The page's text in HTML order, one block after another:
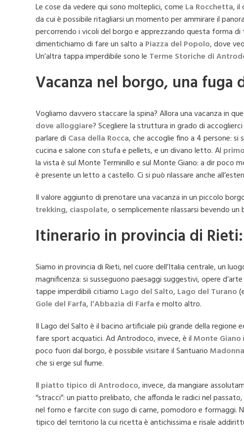
Le cose da vedere qui sono molteplici, come La Rocchetta, il
da cui è possibile ritagliarsi un momento per ammirare il
percorrendo i vicoli del borgo e apprezzando questa forma di
dimentichiamo di fare un salto a Piazza del Popolo, dove
Un’altra tappa imperdibile sono le Terme Storiche di
Vacanza nel borgo, una fuga
Vogliamo davvero staccare la spina? Allora una vacanza in
dove alloggiare? Scegliere la struttura in grado di
parlare di Casa della Rocca, che accoglie fino a 4 persone: si
cucina e salone con stufa e pellets, e un divano letto. Al
la vista è sul Monte Terminillo e sul Monte Giano: a dir poco
è presente un letto a castello. Ci si può rilassare anche
Il valore aggiunto di prenotare una vacanza in un piccolo
trekking, ciaspolate, o semplicemente rilassarsi bevendo
Itinerario in provincia di
Siamo in provincia di Rieti, nel cuore dell’Italia centrale, un
magnificenza: si susseguono paesaggi suggestivi, opere
tappe imperdibili citiamo Lago del Salto, Lago del Turano
Gole del Farfa, l’Abbazia di Farfae molto altro.
Il Lago del Salto è il bacino artificiale più grande della
fare sport acquatici. Ad Antrodoco, invece, è ilMonte Giano
poco fuori dal borgo, è possibile visitare il Santuario
che si erge sul fiume.
Il piatto tipico di Antrodoco, invece, da mangiare
“stracci”: un piatto prelibato, che affonda le radici nel
nel forno e farcite con sugo di carne, pomodoro e formaggi.
tipico del territorio la cui ricetta è antichissima e risale